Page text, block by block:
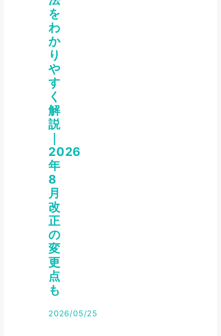
を
わ
か
り
や
す
く
解
説
2026
年
8
月
改
正
の
変
更
点
も
2026/05/25